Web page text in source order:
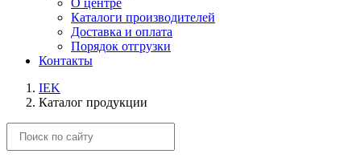
Каталоги производителей
Доставка и оплата
Порядок отгрузки
Контакты
IEK
Каталог продукции